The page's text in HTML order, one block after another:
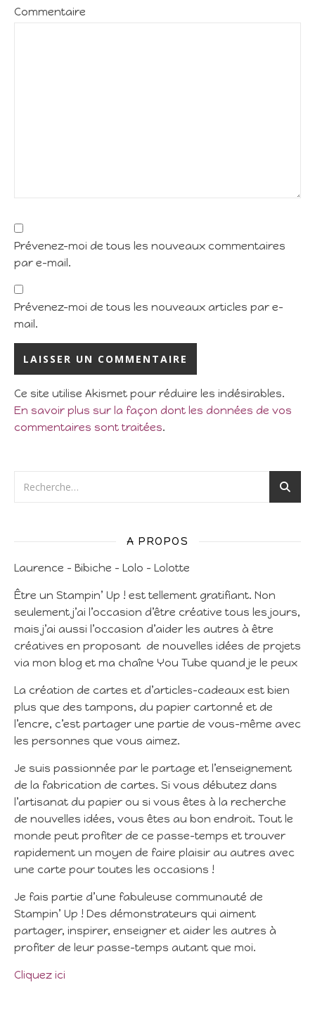
Commentaire
Prévenez-moi de tous les nouveaux commentaires
par e-mail.
Prévenez-moi de tous les nouveaux articles par e-
mail.
Ce site utilise Akismet pour réduire les indésirables.
En savoir plus sur la façon dont les données de vos
commentaires sont traitées.
A PROPOS
Laurence – Bibiche – Lolo – Lolotte
Être un Stampin’ Up ! est tellement gratifiant. Non
seulement j’ai l’occasion d’être créative tous les jours,
mais j’ai aussi l’occasion d’aider les autres à être
créatives en proposant de nouvelles idées de projets
via mon blog et ma chaîne You Tube quand je le peux
La création de cartes et d’articles-cadeaux est bien
plus que des tampons, du papier cartonné et de
l’encre, c’est partager une partie de vous-même avec
les personnes que vous aimez.
Je suis passionnée par le partage et l’enseignement
de la fabrication de cartes. Si vous débutez dans
l’artisanat du papier ou si vous êtes à la recherche
de nouvelles idées, vous êtes au bon endroit. Tout le
monde peut profiter de ce passe-temps et trouver
rapidement un moyen de faire plaisir au autres avec
une carte pour toutes les occasions !
Je fais partie d’une fabuleuse communauté de
Stampin’ Up ! Des démonstrateurs qui aiment
partager, inspirer, enseigner et aider les autres à
profiter de leur passe-temps autant que moi.
Cliquez ici